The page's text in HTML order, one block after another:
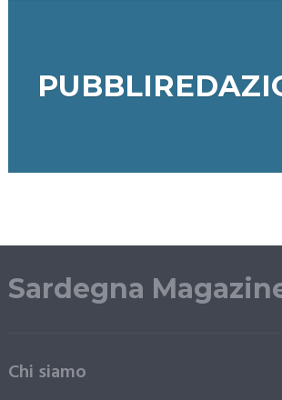
Sardegna
Chi siamo